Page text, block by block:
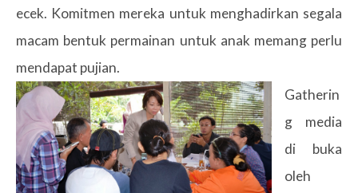
ecek. Komitmen mereka untuk menghadirkan segala
macam bentuk permainan untuk anak memang perlu
mendapat pujian.
Gatherin
g media
di buka
oleh